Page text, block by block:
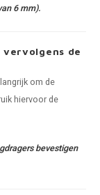
6 mm).
de
om de
hiervoor de
bevestigen